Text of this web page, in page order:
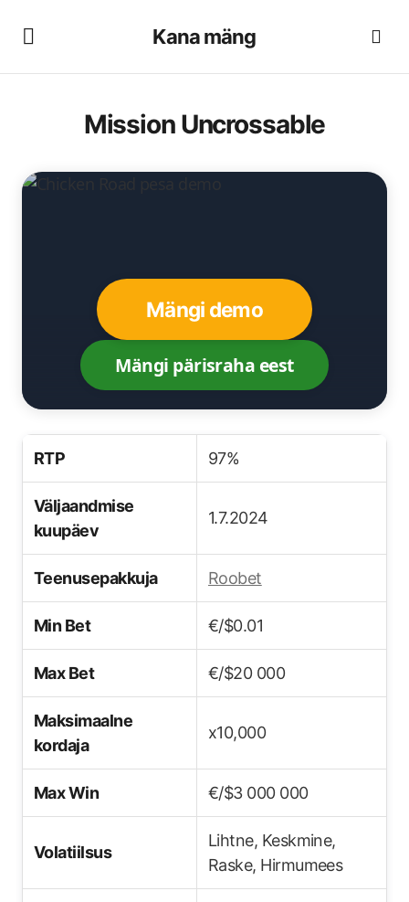
Kana mäng
Mission Uncrossable
Mängi demo
Mängi pärisraha eest
RTP 97%
Väljaandmise
kuupäev
1.7.2024
Teenusepakkuja Roobet
Min Bet €/$0.01
Max Bet €/$20 000
Maksimaalne
kordaja
x10,000
Max Win €/$3 000 000
Volatiilsus
Lihtne, Keskmine,
Raske, Hirmumees